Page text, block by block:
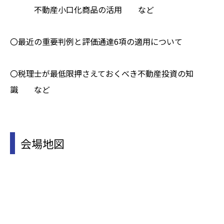
不動産小口化商品の活用 など
〇最近の重要判例と評価通達6項の適用について
〇税理士が最低限押さえておくべき不動産投資の知
識 など
会場地図